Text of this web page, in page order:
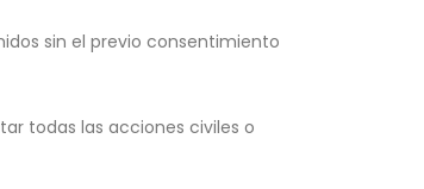
sin el previo consentimiento
todas las acciones civiles o